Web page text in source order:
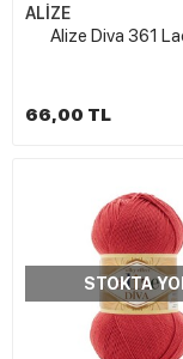
ALİZE
Alize Diva 361
66,00 TL
STOKTA